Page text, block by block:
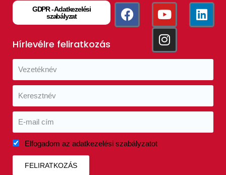
GDPR - Adatkezelési
szabályzat
Hírlevélre feliratkozás
Elfogadom az adatkezelési szabályzatot
FELIRATKOZÁS